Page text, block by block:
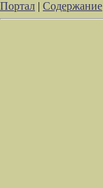
Портал | Содержание